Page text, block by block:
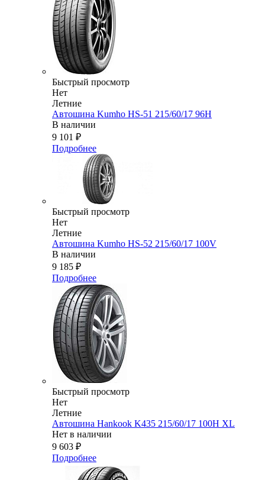
Быстрый просмотр
Нет
Летние
Автошина Kumho HS-51 215/60/17 96H
В наличии
9 101 ₽
Подробнее
Быстрый просмотр
Нет
Летние
Автошина Kumho HS-52 215/60/17 100V
В наличии
9 185 ₽
Подробнее
Быстрый просмотр
Нет
Летние
Автошина Hankook K435 215/60/17 100H XL
Нет в наличии
9 603 ₽
Подробнее